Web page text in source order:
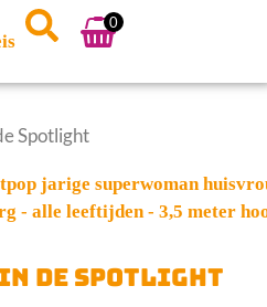
0
Spotlight
DE SPOTLIGHT